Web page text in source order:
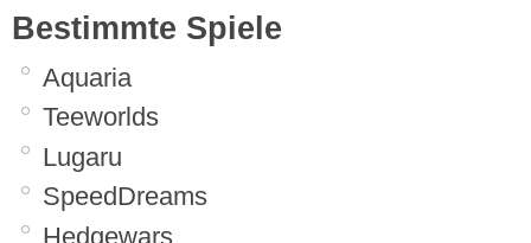
Bestimmte Spiele
Aquaria
Teeworlds
Lugaru
SpeedDreams
Hedgewars